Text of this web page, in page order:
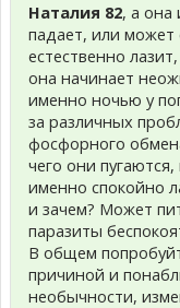
Наталия 82, а она
падает, или может
естественно
она начинает
именно ночью у
за различных
фосфорного
чего они
именно спокойно
и зачем? Может
паразиты
В общем
причиной и
необычности,